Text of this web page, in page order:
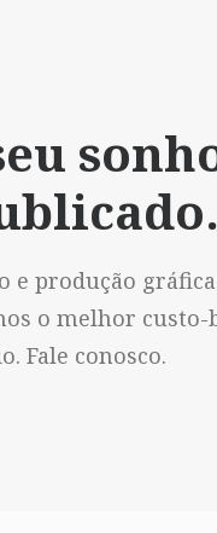
e produção
o melhor custo-
Fale conosco.